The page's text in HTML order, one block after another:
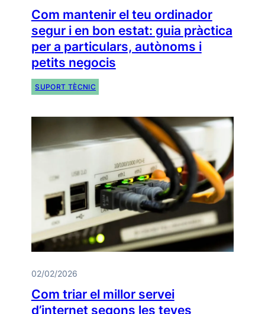
Com mantenir el teu ordinador
segur i en bon estat: guia pràctica
per a particulars, autònoms i
petits negocis
SUPORT TÈCNIC
02/02/2026
Com triar el millor servei
d’internet segons les teves